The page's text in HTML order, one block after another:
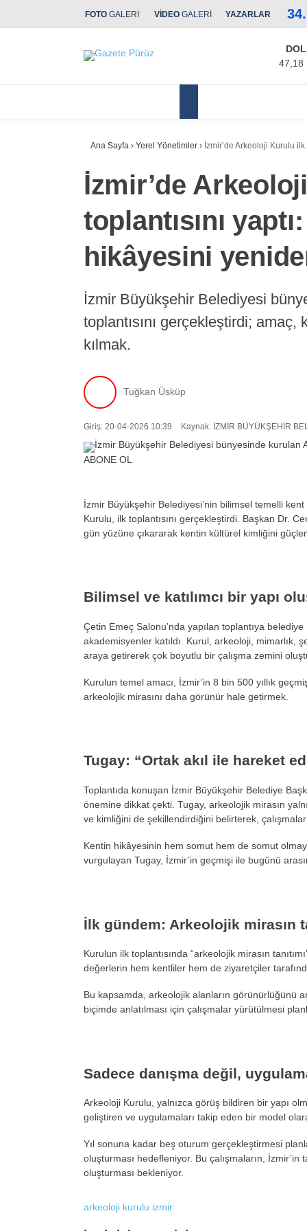
FOTO GALERİ VİDEO GALERİ YAZARLAR
47,18
Ana Sayfa › Yerel Yönetimler › İzmir’de Arkeoloji Kurulu
İzmir’de
toplantısını
hikâyesini
İzmir Büyükşehir Belediyesi
toplantısını gerçekleştirdi; amaç,
kılmak.
Tuğkan Üsküp
Giriş: 20-04-2026 10:39 Kaynak: İZMİR BÜYÜKŞEHİR
ABONE OL
İzmir Büyükşehir Belediyesi’nin bilimsel temelli
Kurulu, ilk toplantısını gerçekleştirdi. Başkan Dr.
gün yüzüne çıkararak kentin kültürel kimliğini
Bilimsel ve katılımcı bir yapı
Çetin Emeç Salonu’nda yapılan toplantıya
akademisyenler katıldı. Kurul, arkeoloji,
araya getirerek çok boyutlu bir çalışma zemini
Kurulun temel amacı, İzmir’in 8 bin 500 yıllık
arkeolojik mirasını daha görünür hale getirmek.
Tugay: “Ortak akıl ile hareket
Toplantıda konuşan İzmir Büyükşehir Belediye
önemine dikkat çekti. Tugay, arkeolojik mirasın
ve kimliğini de şekillendirdiğini belirterek,
Kentin hikâyesinin hem somut hem de somut
vurgulayan Tugay, İzmir’in geçmişi ile bugünü
İlk gündem: Arkeolojik mirasın
Kurulun ilk toplantısında “arkeolojik mirasın
değerlerin hem kentliler hem de ziyaretçiler
Bu kapsamda, arkeolojik alanların görünürlüğünü
biçimde anlatılması için çalışmalar yürütülmesi
Sadece danışma değil,
Arkeoloji Kurulu, yalnızca görüş bildiren bir yapı
geliştiren ve uygulamaları takip eden bir model
Yıl sonuna kadar beş oturum gerçekleştirmesi
oluşturması hedefleniyor. Bu çalışmaların, İzmir’in
oluşturması bekleniyor.
arkeoloji kurulu izmir